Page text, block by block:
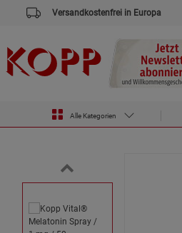
Versandkostenfrei in Europa
Alle Kategorien
Zur Startseite des Kopp Verlag Online-Shop
Nahrungsergänzungsmittel